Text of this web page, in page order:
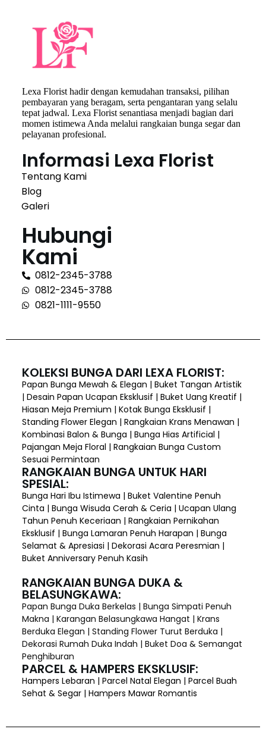
Lexa Florist hadir dengan kemudahan transaksi, pilihan
pembayaran yang beragam, serta pengantaran yang selalu
tepat jadwal. Lexa Florist senantiasa menjadi bagian dari
momen istimewa Anda melalui rangkaian bunga segar dan
pelayanan profesional.
Informasi Lexa Florist
Tentang Kami
Blog
Galeri
Hubungi
Kami
0812-2345-3788
0812-2345-3788
0821-1111-9550
KOLEKSI BUNGA DARI LEXA FLORIST:
Papan Bunga Mewah & Elegan | Buket Tangan Artistik
| Desain Papan Ucapan Eksklusif | Buket Uang Kreatif |
Hiasan Meja Premium | Kotak Bunga Eksklusif |
Standing Flower Elegan | Rangkaian Krans Menawan |
Kombinasi Balon & Bunga | Bunga Hias Artificial |
Pajangan Meja Floral | Rangkaian Bunga Custom
Sesuai Permintaan
RANGKAIAN BUNGA UNTUK HARI
SPESIAL:
Bunga Hari Ibu Istimewa | Buket Valentine Penuh
Cinta | Bunga Wisuda Cerah & Ceria | Ucapan Ulang
Tahun Penuh Keceriaan | Rangkaian Pernikahan
Eksklusif | Bunga Lamaran Penuh Harapan | Bunga
Selamat & Apresiasi | Dekorasi Acara Peresmian |
Buket Anniversary Penuh Kasih
RANGKAIAN BUNGA DUKA &
BELASUNGKAWA:
Papan Bunga Duka Berkelas | Bunga Simpati Penuh
Makna | Karangan Belasungkawa Hangat | Krans
Berduka Elegan | Standing Flower Turut Berduka |
Dekorasi Rumah Duka Indah | Buket Doa & Semangat
Penghiburan
PARCEL & HAMPERS EKSKLUSIF:
Hampers Lebaran | Parcel Natal Elegan | Parcel Buah
Sehat & Segar | Hampers Mawar Romantis